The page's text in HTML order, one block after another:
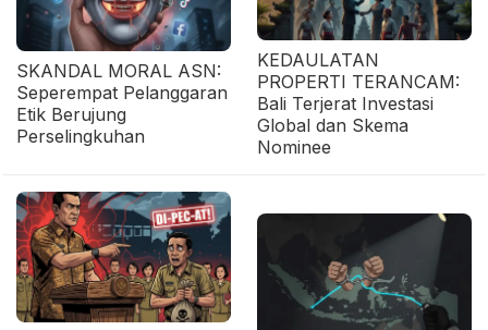
SKANDAL MORAL ASN:
Seperempat Pelanggaran
Etik Berujung
Perselingkuhan
KEDAULATAN
PROPERTI TERANCAM:
Bali Terjerat Investasi
Global dan Skema
Nominee